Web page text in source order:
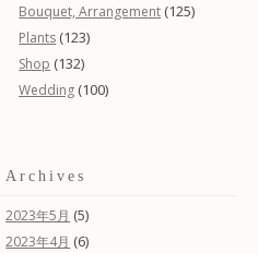
Bouquet, Arrangement (125)
Plants (123)
Shop (132)
Wedding (100)
Archives
2023年5月 (5)
2023年4月 (6)